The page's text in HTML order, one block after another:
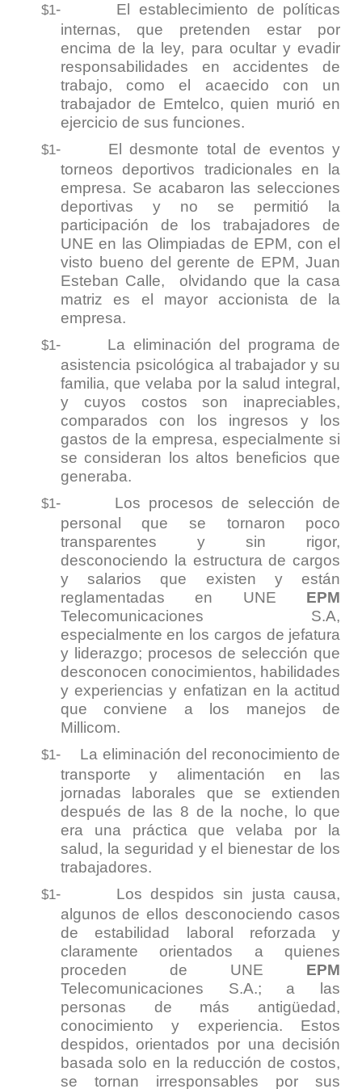
$1-
El establecimiento de políticas
internas, que pretenden estar por
encima de la ley, para ocultar y evadir
responsabilidades en accidentes de
trabajo, como el acaecido con un
trabajador de Emtelco, quien murió en
ejercicio de sus funciones.
$1-
El desmonte total de eventos y
torneos deportivos tradicionales en la
empresa. Se acabaron las selecciones
deportivas y no se permitió la
participación de los trabajadores de
UNE en las Olimpiadas de EPM, con el
visto bueno del gerente de EPM, Juan
Esteban Calle, olvidando que la casa
matriz es el mayor accionista de la
empresa.
$1-
La eliminación del programa de
asistencia psicológica al trabajador y su
familia, que velaba por la salud integral,
y cuyos costos son inapreciables,
comparados con los ingresos y los
gastos de la empresa, especialmente si
se consideran los altos beneficios que
generaba.
$1-
Los procesos de selección de
personal que se tornaron poco
transparentes y sin rigor,
desconociendo la estructura de cargos
y salarios que existen y están
reglamentadas en UNE EPM
Telecomunicaciones S.A,
especialmente en los cargos de jefatura
y liderazgo; procesos de selección que
desconocen conocimientos, habilidades
y experiencias y enfatizan en la actitud
que conviene a los manejos de
Millicom.
$1-
La eliminación del reconocimiento de
transporte y alimentación en las
jornadas laborales que se extienden
después de las 8 de la noche, lo que
era una práctica que velaba por la
salud, la seguridad y el bienestar de los
trabajadores.
$1-
Los despidos sin justa causa,
algunos de ellos desconociendo casos
de estabilidad laboral reforzada y
claramente orientados a quienes
proceden de UNE EPM
Telecomunicaciones S.A.; a las
personas de más antigüedad,
conocimiento y experiencia. Estos
despidos, orientados por una decisión
basada solo en la reducción de costos,
se tornan irresponsables por sus